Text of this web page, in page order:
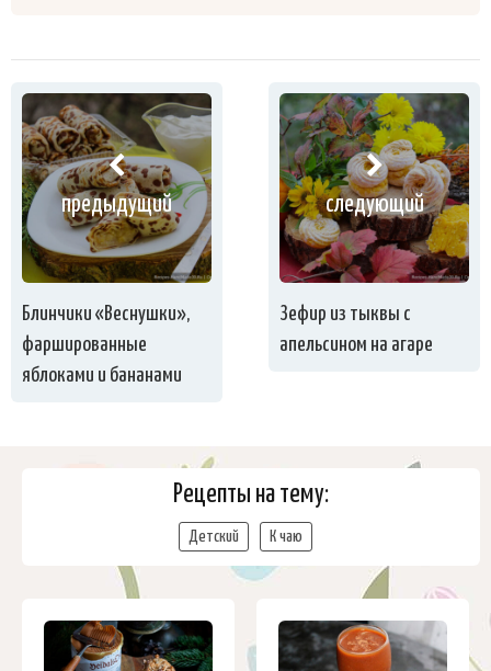
предыдущий
Блинчики «Веснушки»,
фаршированные
яблоками и бананами
следующий
Зефир из тыквы с
апельсином на агаре
Рецепты на тему:
Детский К чаю